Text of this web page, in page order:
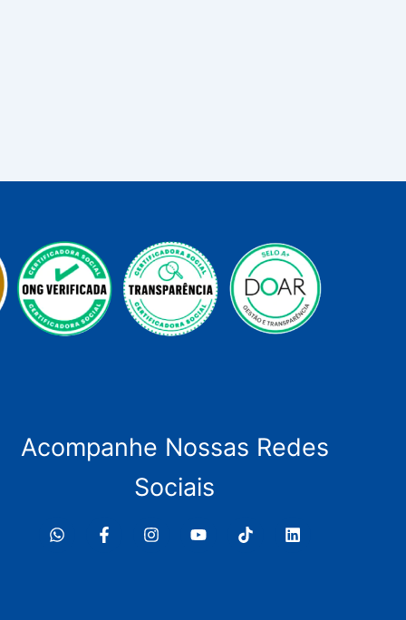
Acompanhe Nossas Redes
Sociais